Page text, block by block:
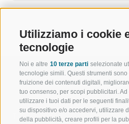
Utilizziamo i cookie
tecnologie
Noi e altre 10 terze parti selezionate
tecnologie simili. Questi strumenti
fruizione dei contenuti digitali,
tuo consenso, per scopi pubblicitari.
utilizzare i tuoi dati per le seguenti
su dispositivo e/o accedervi, utilizzare
della pubblicità, creare profili per la
BENVENUTI NELLA
TURISTICA DI RACINES